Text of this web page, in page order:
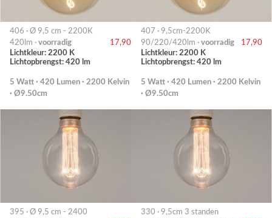
406 · Ø 9,5 cm - 2200K
420lm · voorradig
17,90
Lichtkleur: 2200 K
Lichtopbrengst: 420 lm
5 Watt · 420 Lumen · 2200 Kelvin
· Ø9.50cm
407 · 9,5cm-2200K
90/220/420lm · voorradig
17,90
Lichtkleur: 2200 K
Lichtopbrengst: 420 lm
5 Watt · 420 Lumen · 2200 Kelvin
· Ø9.50cm
395 · Ø 9,5 cm - 2400
330 · 9,5cm 3 standen